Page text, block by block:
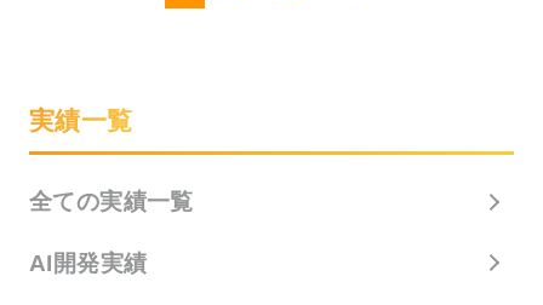
実績一覧
全ての実績一覧
AI開発実績